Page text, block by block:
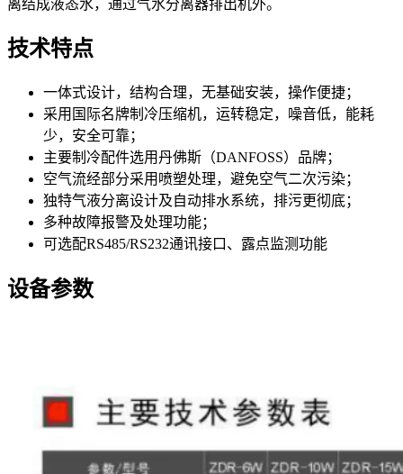
离结成液态水，通过气水分离器排出机外。
技术特点
一体式设计，结构合理，无基础安装，操作便捷；
采用国际名牌制冷压缩机，运转稳定，噪音低，能耗
少，安全可靠；
主要制冷配件选用丹佛斯（DANFOSS）品牌；
空气流经部分采用喷塑处理，避免空气二次污染；
独特气液分离设计及自动排水系统，排污更彻底；
多种故障报警及处理功能；
可选配RS485/RS232通讯接口、露点监测功能
设备参数